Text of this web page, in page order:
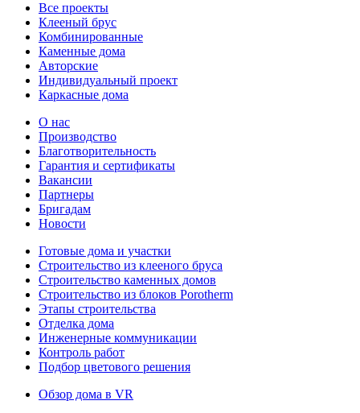
Все проекты
Клееный брус
Комбинированные
Каменные дома
Авторские
Индивидуальный проект
Каркасные дома
О нас
Производство
Благотворительность
Гарантия и сертификаты
Вакансии
Партнеры
Бригадам
Новости
Готовые дома и участки
Строительство из клееного бруса
Строительство каменных домов
Строительство из блоков Porotherm
Этапы строительства
Отделка дома
Инженерные коммуникации
Контроль работ
Подбор цветового решения
Обзор дома в VR